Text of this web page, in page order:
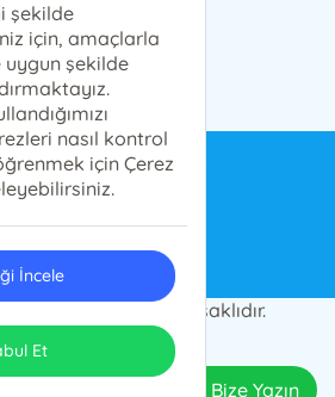
Grubu. Her hakkı saklıdır.
& Uygulama
Bize Yazın
şekilde
için, amaçlarla
uygun şekilde
nasıl kontrol
için Çerez
İncele
Et